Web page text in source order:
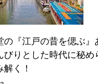
の『江戸の昔を偲ぶ』
びりとした時代に秘め
く！